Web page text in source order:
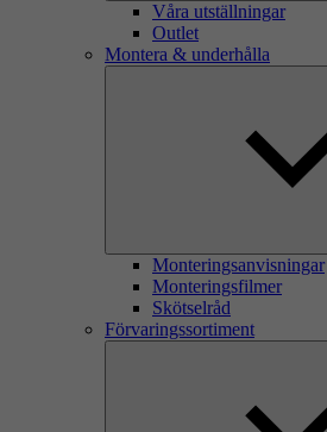
Våra utställningar
Outlet
Montera & underhålla
Monteringsanvisningar
Monteringsfilmer
Skötselråd
Förvaringssortiment